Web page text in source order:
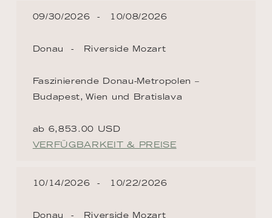
09/30/2026 10/08/2026
Donau Riverside Mozart
Faszinierende Donau-Metropolen –
Budapest, Wien und Bratislava
ab 6,853.00 USD
VERFÜGBARKEIT & PREISE
10/14/2026 10/22/2026
Donau Riverside Mozart